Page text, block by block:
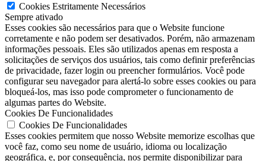
Cookies Estritamente Necessários
Sempre ativado
Esses cookies são necessários para que o Website funcione
corretamente e não podem ser desativados. Porém, não armazenam
informações pessoais. Eles são utilizados apenas em resposta a
solicitações de serviços dos usuários, tais como definir preferências
de privacidade, fazer login ou preencher formulários. Você pode
configurar seu navegador para alertá-lo sobre esses cookies ou para
bloqueá-los, mas isso pode comprometer o funcionamento de
algumas partes do Website.
Cookies De Funcionalidades
Cookies De Funcionalidades
Esses cookies permitem que nosso Website memorize escolhas que
você faz, como seu nome de usuário, idioma ou localização
geográfica, e, por consequência, nos permite disponibilizar para